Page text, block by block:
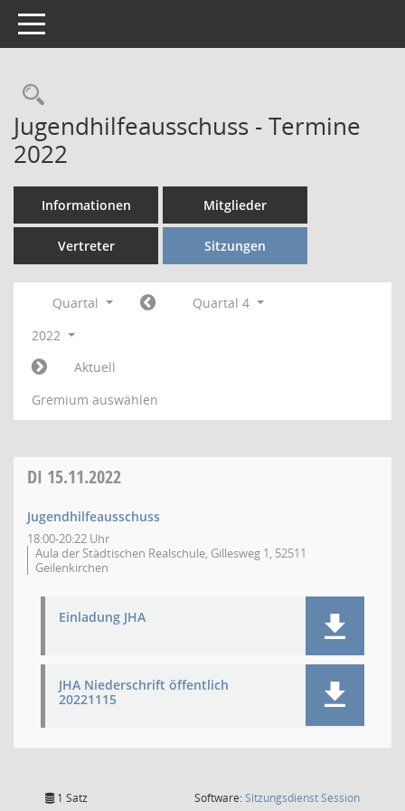
Toggle navigation
Rechercheauswahl
Jugendhilfeausschuss - Termine
2022
Informationen Mitglieder
Vertreter Sitzungen
Quartal
Quartal 4
2022
Aktuell
Gremium auswählen
DI 15.11.2022
Jugendhilfeausschuss
18:00-20:22 Uhr
Aula der Städtischen Realschule, Gillesweg 1, 52511
Geilenkirchen
Einladung JHA
JHA Niederschrift öffentlich
20221115
1 Satz Software:SitzungsdienstSession(Wird in